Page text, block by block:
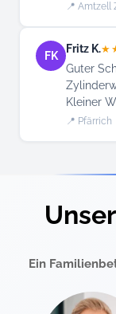
📍 Amtzell
FK
Fritz K.
Guter
Kleiner
📍 Pfärrich
Ein